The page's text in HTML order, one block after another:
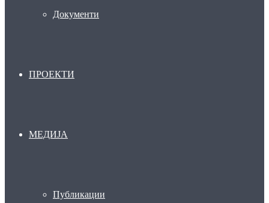
Документи
ПРОЕКТИ
МЕДИЈА
Публикации